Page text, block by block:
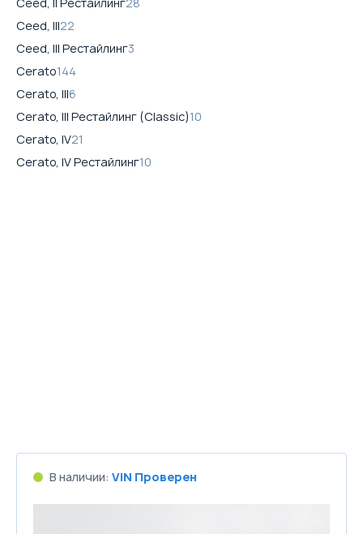
Ceed, III22
Ceed, III Рестайлинг3
Cerato144
Cerato, III6
Cerato, III Рестайлинг (Classic)10
Cerato, IV21
Cerato, IV Рестайлинг10
В наличии: VIN Проверен